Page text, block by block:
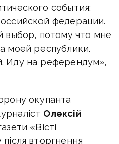
события:
федерации.
выбор, потому что мне
моей республики.
Иду на референдум»,
окупанта
Олексій
«Вісті
вторгнення